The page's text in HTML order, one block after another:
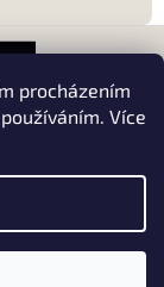
procházením
Více